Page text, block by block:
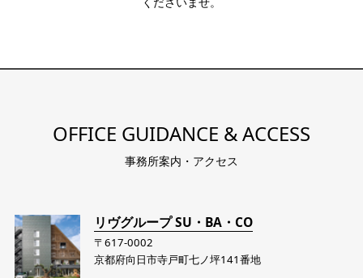
OFFICE GUIDANCE & ACCESS
事務所案内・アクセス
リヴグループ SU・BA・CO
〒617-0002
京都府向日市寺戸町七ノ坪141番地